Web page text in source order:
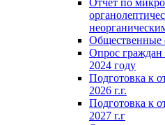
Отчет по
Общественные
Опрос граждан
2024 году
Подготовка к
2026 г.г.
Подготовка к
2027 г.г